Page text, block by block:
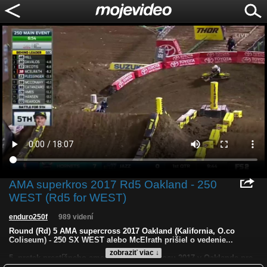
AMA superkros 2017 Rd5 Oakland - 250
WEST (Rd5 for WEST)
zobraziť viac ↓
enduro250f 989 videní
Round (Rd) 5 AMA supercross 2017 Oakland (Kalifornia, O.co
Coliseum) - 250 SX WEST alebo McElrath prišiel o vedenie...
5. pretek prestížneho amerického superkrosu 2017 v Oaklande pre